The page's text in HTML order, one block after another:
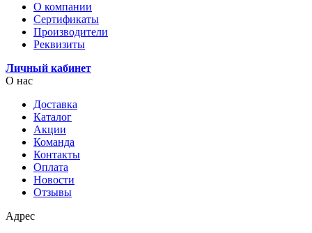
О компании
Сертификаты
Производители
Реквизиты
Личный кабинет
О нас
Доставка
Каталог
Акции
Команда
Контакты
Оплата
Новости
Отзывы
Адрес